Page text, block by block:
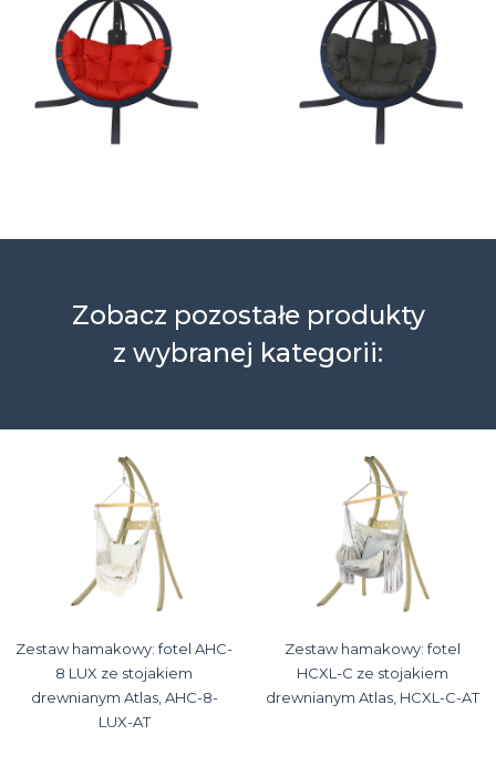
Zobacz pozostałe produkty
z wybranej kategorii:
Zestaw hamakowy: fotel AHC-
8 LUX ze stojakiem
drewnianym Atlas, AHC-8-
LUX-AT
Zestaw hamakowy: fotel
HCXL-C ze stojakiem
drewnianym Atlas, HCXL-C-AT